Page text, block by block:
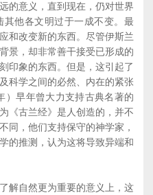
的意义，直到现在，仍对世界
他各文明过于一成不变。最
和改变新的东西。尽管伊斯兰
景，却非常善干接受已形成的
印象的东西。但是，这引起了
科学之间的必然、内在的紧张
）早年曾大力支持古典名著的
《古兰经》是人创造的，并不
同，他们支持保守的神学家，
的推测，认为这将导致异端和
自然更为重要的意义上，这